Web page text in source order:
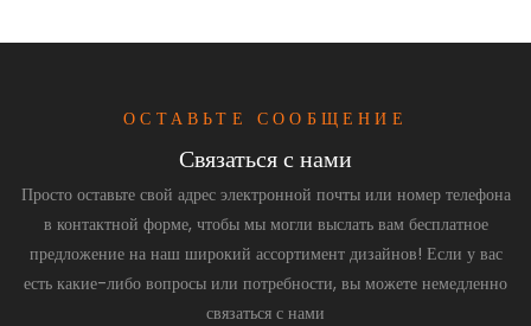
ОСТАВЬТЕ СООБЩЕНИЕ
Связаться с нами
Просто оставьте свой адрес электронной почты или номер телефона
в контактной форме, чтобы мы могли выслать вам бесплатное
предложение на наш широкий ассортимент дизайнов! Если у вас
есть какие-либо вопросы или потребности, вы можете немедленно
связаться с нами